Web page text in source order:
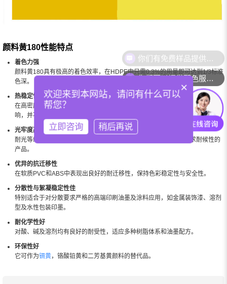
颜料黄180性能特点
着色力强
颜料黄180具有极高的着色效率，在HDPE中只需0.3%的用量即可达到1/3标准
色深。
热稳定性优异
在高密度聚乙烯（HDPE）中可承受高达290°C的加工温度，持续5分钟无影
响，并不引起制品尺寸变形。
光牢度高
耐光等级达6~7级，比结构相近的PY181略高，适用于户外或高要求耐候性的
产品。
优异的抗迁移性
在软质PVC和ABS中表现出良好的耐迁移性，保持色彩稳定性与安全性。
分散性与絮凝稳定性佳
特别适合于对分散要求严格的高端印刷油墨及涂料应用，如金属装饰漆、溶剂
型及水性包装印墨。
耐化学性好
对酸、碱及溶剂均有良好的耐受性，适应多种树脂体系和油墨配方。
环保性好
它可作为镉黄，铬酸铅黄和二芳基黄颜料的替代品。
你们可以提供配色服务吗？
×
欢迎来到本网站，请问有什么可以
帮您？
立即咨询 稍后再说